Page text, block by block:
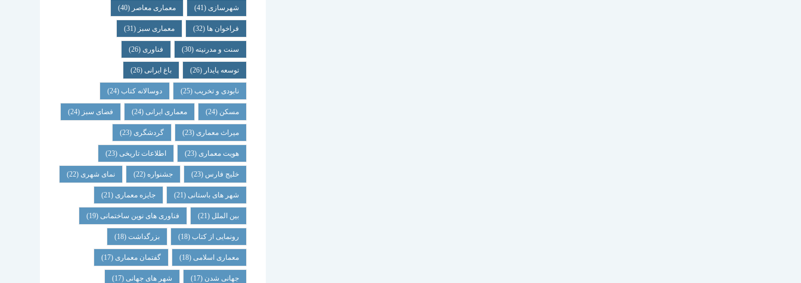
شهرسازی(41) معماری معاصر (40)
فراخوان ها (32) معماری سبز (31)
سنت و مدرنیته (30) فناوری(26)
توسعه پایدار (26) باغ ایرانی(26)
نابودی و تخریب(25) دوسالانه کتاب(24)
مسکن (24) معماری ایرانی(24) فضای سبز (24)
میراث معماری(23) گردشگری(23)
هویت معماری(23) اطلاعات تاریخی(23)
خلیج فارس (23) جشنواره (22) نمای شهری(22)
شهر های باستانی(21) جایزه معماری(21)
بین الملل (21) فناوری های نوین ساختمانی(19)
رونمایی از کتاب(18) بزرگداشت(18)
معماری اسلامی(18) گفتمان معماری(17)
جهانی شدن (17) شهر های جهانی(17)